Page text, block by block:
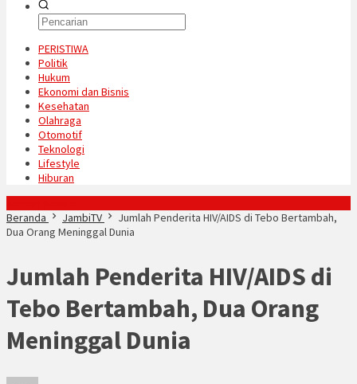
PERISTIWA
Politik
Hukum
Ekonomi dan Bisnis
Kesehatan
Olahraga
Otomotif
Teknologi
Lifestyle
Hiburan
Beranda
JambiTV
Jumlah Penderita HIV/AIDS di Tebo Bertambah,
Dua Orang Meninggal Dunia
Jumlah Penderita HIV/AIDS di
Tebo Bertambah, Dua Orang
Meninggal Dunia